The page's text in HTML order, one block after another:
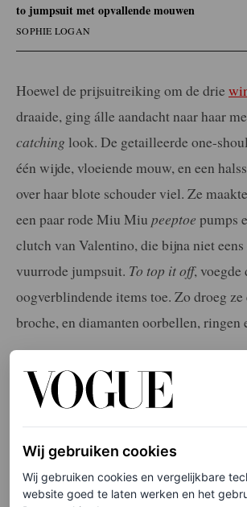
to jumpsuit met opvallende mouwen
SOPHIE LOGAN
Hoewel de prijsuitreiking om de drie
draaide, ging álle aandacht naar haar
catching look. De getailleerde one-
één wijde, vloeiende mouw, en een
over haar blote schouder viel. Ze
een paar rode Miu Miu peeptoe pumps
clutch van Valentino, die bijna niet
vuurrode jumpsuit. To top it off,
oogverblindende items toe. Zo droeg ze
broche, en diamanten oorbellen, ringen
LEES OOK
Koningin Máxima draagt een van de
grootste sieradentrends van het Met Gala
2026
Wij gebruiken cookies
Wij gebruiken cookies en vergelijkbare
website goed te laten werken en het